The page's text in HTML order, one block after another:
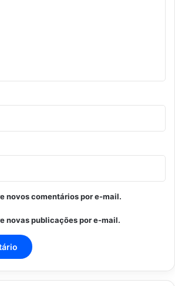
novos comentários por e-mail.
novas publicações por e-mail.